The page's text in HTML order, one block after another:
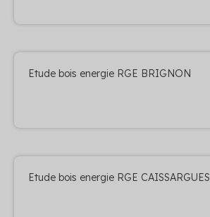
Etude bois energie RGE BRIGNON
Etude bois energie RGE CAISSARGUES